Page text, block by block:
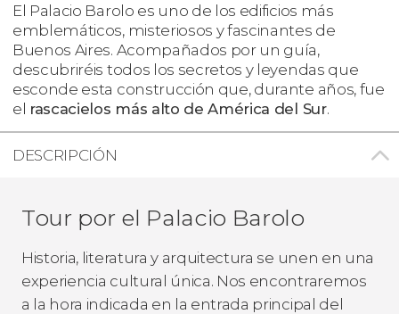
El Palacio Barolo es uno de los edificios más
emblemáticos, misteriosos y fascinantes de
Buenos Aires. Acompañados por un guía,
descubriréis todos los secretos y leyendas que
esconde esta construcción que, durante años, fue
el rascacielos más alto de América del Sur.
DESCRIPCIÓN
Tour por el Palacio Barolo
Historia, literatura y arquitectura se unen en una
experiencia cultural única. Nos encontraremos
a la hora indicada en la entrada principal del